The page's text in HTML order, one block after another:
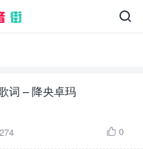

词 – 降央卓玛
274  0